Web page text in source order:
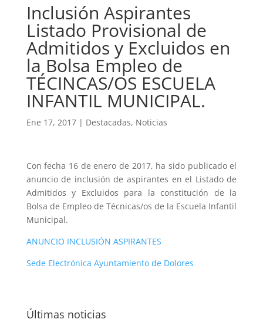
Inclusión Aspirantes
Listado Provisional de
Admitidos y Excluidos en
la Bolsa Empleo de
TÉCINCAS/OS ESCUELA
INFANTIL MUNICIPAL.
Ene 17, 2017| Destacadas, Noticias
Con fecha 16 de enero de 2017, ha sido publicado el
anuncio de inclusión de aspirantes en el Listado de
Admitidos y Excluidos para la constitución de la
Bolsa de Empleo de Técnicas/os de la Escuela Infantil
Municipal.
ANUNCIO INCLUSIÓN ASPIRANTES
Sede Electrónica Ayuntamiento de Dolores
Últimas noticias